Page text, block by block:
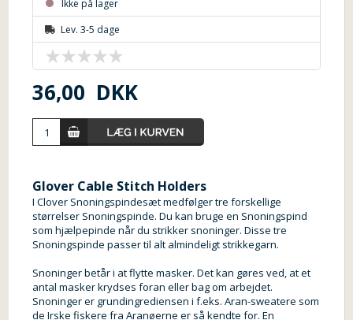
Ikke på lager
Lev. 3-5 dage
36,00 DKK
Glover Cable Stitch Holders
I Clover Snoningspindesæt medfølger tre forskellige
størrelser Snoningspinde. Du kan bruge en Snoningspind
som hjælpepinde når du strikker snoninger. Disse tre
Snoningspinde passer til alt almindeligt strikkegarn.
Snoninger betår i at flytte masker. Det kan gøres ved, at et
antal masker krydses foran eller bag om arbejdet.
Snoninger er grundingrediensen i f.eks. Aran-sweatere som
de Irske fiskere fra Aranøerne er så kendte for. En